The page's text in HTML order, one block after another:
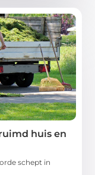
huis en
schept in